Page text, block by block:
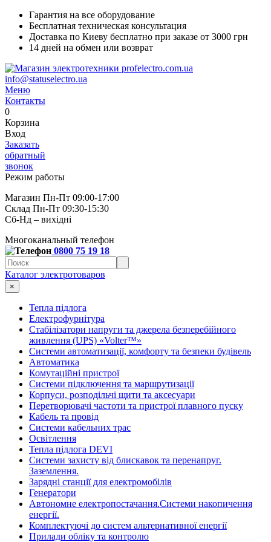
Гарантия на все оборудование
Бесплатная техническая консультация
Доставка по Киеву бесплатно при заказе от 3000 грн
14 дней на обмен или возврат
info@statuselectro.ua
Меню
Контакты
0
Корзина
Вход
Заказать
обратный
звонок
Режим работы
Магазин Пн-Пт 09:00-17:00
Склад Пн-Пт 09:30-15:30
Сб-Нд – вихідні
Многоканальный телефон
0800 75 19 18
Каталог электротоваров
×
Тепла підлога
Електрофурнітура
Cтабілізатори напруги та джерела безперебійного
живлення (UPS) «Volter™»
Системи автоматизації, комфорту та безпеки будівель
Автоматика
Комутаційні пристрої
Системи підключення та маршрутизації
Корпуси, розподільчі щити та аксесуари
Перетворювачі частоти та пристрої плавного пуску
Кабель та провід
Системи кабельних трас
Освітлення
Тепла підлога DEVI
Системи захисту від блискавок та перенапруг.
Заземлення.
Зарядні станції для електромобілів
Генератори
Автономне електропостачання.Системи накопичення
енергії.
Комплектуючі до систем альтернативної енергії
Прилади обліку та контролю